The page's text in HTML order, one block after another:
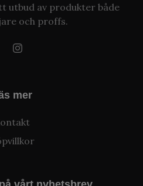
utbud av produkter både
och proffs.
mer